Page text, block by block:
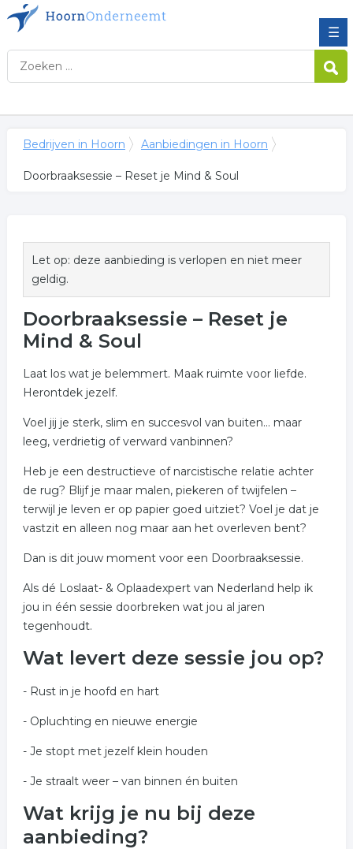
☰
Bedrijven in Hoorn Aanbiedingen in Hoorn
Doorbraaksessie – Reset je Mind & Soul
Let op: deze aanbieding is verlopen en niet meer
geldig.
Doorbraaksessie – Reset je
Mind & Soul
Laat los wat je belemmert. Maak ruimte voor liefde.
Herontdek jezelf.
Voel jij je sterk, slim en succesvol van buiten… maar
leeg, verdrietig of verward vanbinnen?
Heb je een destructieve of narcistische relatie achter
de rug? Blijf je maar malen, piekeren of twijfelen –
terwijl je leven er op papier goed uitziet? Voel je dat je
vastzit en alleen nog maar aan het overleven bent?
Dan is dit jouw moment voor een Doorbraaksessie.
Als dé Loslaat- & Oplaadexpert van Nederland help ik
jou in één sessie doorbreken wat jou al jaren
tegenhoudt.
Wat levert deze sessie jou op?
- Rust in je hoofd en hart
- Opluchting en nieuwe energie
- Je stopt met jezelf klein houden
- Je straalt weer – van binnen én buiten
Wat krijg je nu bij deze
aanbieding?